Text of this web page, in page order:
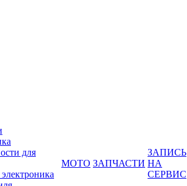
для
МОТО ЗАПЧАСТИ
ЗАПИСЬ
НА
СЕРВИС